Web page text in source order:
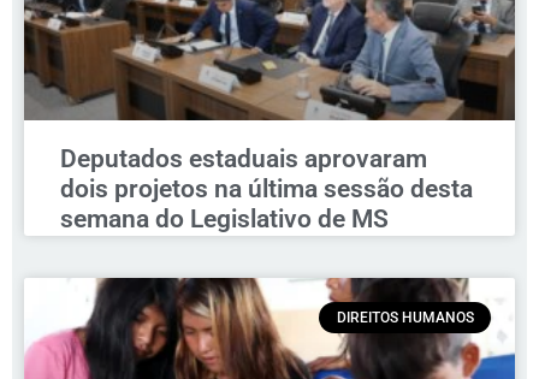
Deputados estaduais aprovaram
dois projetos na última sessão desta
semana do Legislativo de MS
DIREITOS HUMANOS